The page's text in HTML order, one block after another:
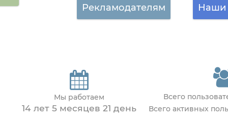
Рекламодателям Наши
Мы работаем
14 лет 5 месяцев 21 день
Всего
Всего активных